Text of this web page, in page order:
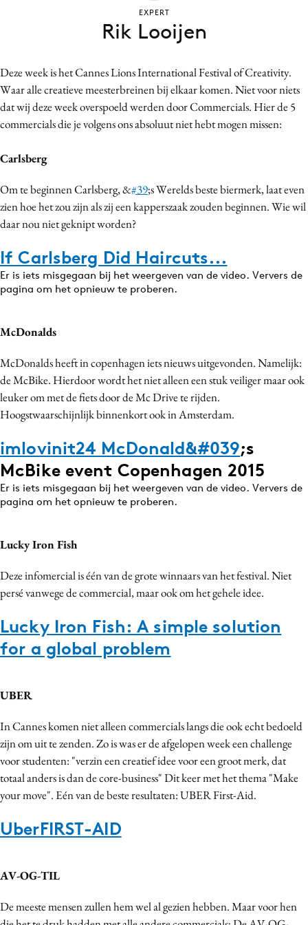
Contentmarketing
Craft
Customer Experience
Design
Diversiteit
Effectiviteit
Influencer marketing
Interne communicatie
PR
Programmatic
Purpose Marketing
Reputatie & crisis
Deze week is het Cannes Lions International Festival of Creativity.
Waar alle creatieve meesterbreinen bij elkaar komen. Niet voor niets
dat wij deze week overspoeld werden door Commercials. Hier de 5
commercials die je volgens ons absoluut niet hebt mogen missen:
Carlsberg
Om te beginnen Carlsberg, &#39;s Werelds beste biermerk, laat even
zien hoe het zou zijn als zij een kapperszaak zouden beginnen. Wie wil
daar nou niet geknipt worden?
If Carlsberg Did Haircuts...
Er is iets misgegaan bij het weergeven van de video. Ververs de
pagina om het opnieuw te proberen.
McDonalds
McDonalds heeft in copenhagen iets nieuws uitgevonden. Namelijk:
de McBike. Hierdoor wordt het niet alleen een stuk veiliger maar ook
leuker om met de fiets door de Mc Drive te rijden.
Hoogstwaarschijnlijk binnenkort ook in Amsterdam.
imlovinit24 McDonald&#039;s
McBike event Copenhagen 2015
Er is iets misgegaan bij het weergeven van de video. Ververs de
pagina om het opnieuw te proberen.
Lucky Iron Fish
Deze infomercial is één van de grote winnaars van het festival. Niet
persé vanwege de commercial, maar ook om het gehele idee.
Lucky Iron Fish: A simple solution
for a global problem
UBER
In Cannes komen niet alleen commercials langs die ook echt bedoeld
zijn om uit te zenden. Zo is was er de afgelopen week een challenge
voor studenten: "verzin een creatief idee voor een groot merk, dat
totaal anders is dan de core-business" Dit keer met het thema "Make
your move". Eén van de beste resultaten: UBER First-Aid.
UberFIRST-AID
AV-OG-TIL
De meeste mensen zullen hem wel al gezien hebben. Maar voor hen
EXPERT
Rik Looijen